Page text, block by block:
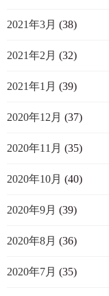
2021年3月 (38)
2021年2月 (32)
2021年1月 (39)
2020年12月 (37)
2020年11月 (35)
2020年10月 (40)
2020年9月 (39)
2020年8月 (36)
2020年7月 (35)